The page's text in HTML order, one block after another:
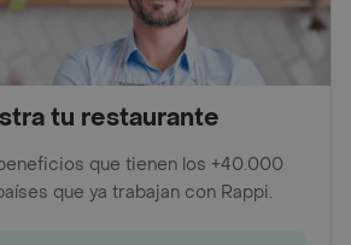
tu restaurante
que tienen los +40.000
que ya trabajan con Rappi.